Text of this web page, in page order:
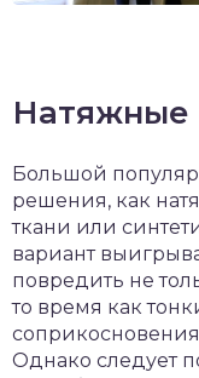
Натяжные
Большой
решения, как
ткани или
вариант
повредить не
то время как
Однако следует